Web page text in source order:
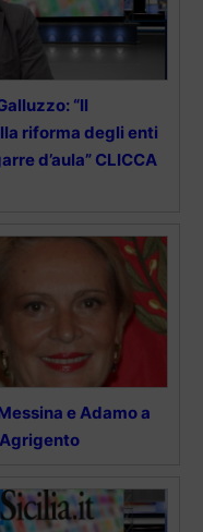
“Il
riforma degli enti
d’aula” CLICCA
e Adamo a